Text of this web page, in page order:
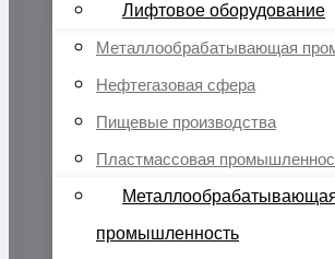
Лифтовое оборудование
Металлообрабатывающая
Нефтегазовая сфера
Пищевые производства
Пластмассовая
промышленность